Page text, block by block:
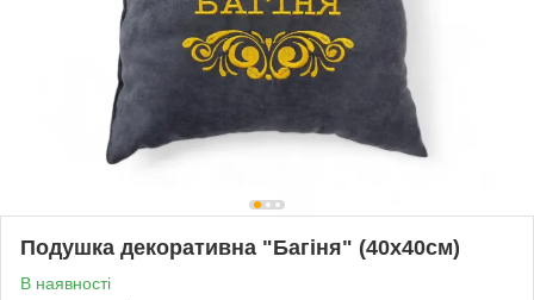
Подушка декоративна "Багіня" (40х40см)
В наявності